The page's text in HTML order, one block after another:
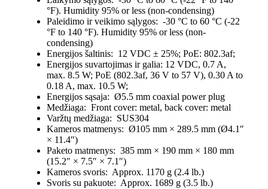
°F). Humidity 95% or less (non-condensing)
Paleidimo ir veikimo sąlygos: -30 °C to 60 °C (-22
°F to 140 °F). Humidity 95% or less (non-
condensing)
Energijos šaltinis: 12 VDC ± 25%; PoE: 802.3af;
Energijos suvartojimas ir galia: 12 VDC, 0.7 A,
max. 8.5 W; PoE (802.3af, 36 V to 57 V), 0.30 A to
0.18 A, max. 10.5 W;
Energijos sąsaja: Ø5.5 mm coaxial power plug
Medžiaga: Front cover: metal, back cover: metal
Varžtų medžiaga: SUS304
Kameros matmenys: Ø105 mm × 289.5 mm (Ø4.1″
× 11.4″)
Paketo matmenys: 385 mm × 190 mm × 180 mm
(15.2″ × 7.5″ × 7.1″)
Kameros svoris: Approx. 1170 g (2.4 lb.)
Svoris su pakuote: Approx. 1689 g (3.5 lb.)